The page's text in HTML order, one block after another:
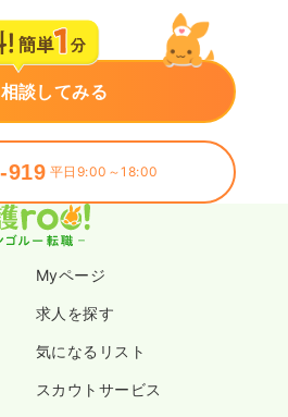
談してみる
919 平日9:00～18:00
Myページ
求人を探す
気になるリスト
スカウトサービス